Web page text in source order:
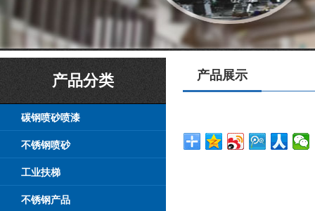
产品分类
碳钢喷砂喷漆
不锈钢喷砂
工业扶梯
不锈钢产品
产品展示